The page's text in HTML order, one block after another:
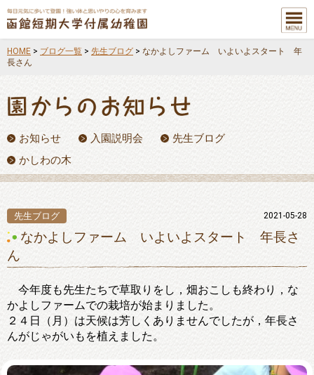
メニュ
ー
HOME > ブログ一覧 > 先生ブログ > なかよしファーム いよいよスタート 年
長さん
お知らせ 入園説明会
先生ブログ
かしわの木
先生ブログ 2021-05-28
なかよしファーム いよいよスタート 年長さ
ん
今年度も先生たちで草取りをし，畑おこしも終わり，な
かよしファームでの栽培が始まりました。
２４日（月）は天候は芳しくありませんでしたが，年長さ
んがじゃがいもを植えました。